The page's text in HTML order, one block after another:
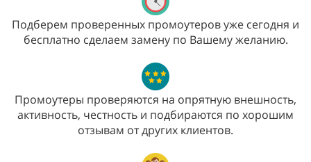
Подберем проверенных промоутеров уже сегодня и
бесплатно сделаем замену по Вашему желанию.
Промоутеры проверяются на опрятную внешность,
активность, честность и подбираются по хорошим
отзывам от других клиентов.